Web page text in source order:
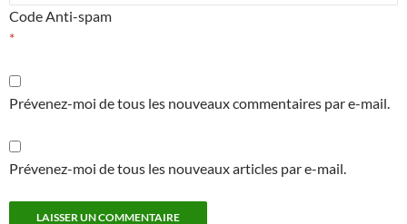
Code Anti-spam
*
Prévenez-moi de tous les nouveaux commentaires par e-mail.
Prévenez-moi de tous les nouveaux articles par e-mail.